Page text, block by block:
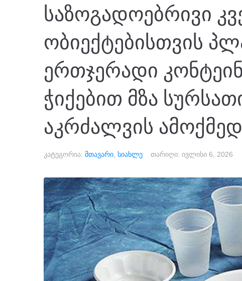
საზოგადოებრივი
ობიექტებისთვის
ერთჯერადი
ჭიქებით მზა
აკრძალვის
კატეგორია: მთავარი სიახლე თარიღი: ივლისი 6, 2026